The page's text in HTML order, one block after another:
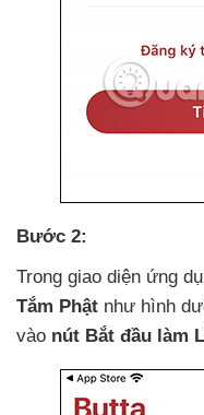
Bước 2:
Trong giao diện ứng
Tắm Phật như hình
vào nút Bắt đầu làm